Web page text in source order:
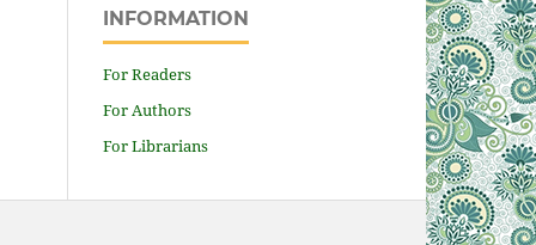
INFORMATION
For Readers
For Authors
For Librarians